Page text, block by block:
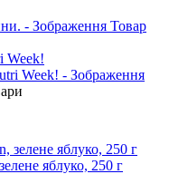
Товар
Week!
яблуко, 250 г